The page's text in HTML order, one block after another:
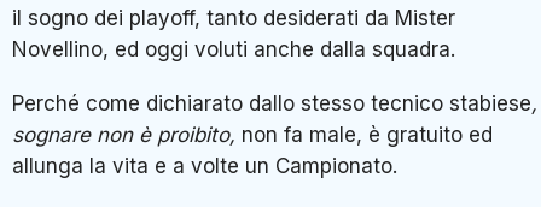
il sogno dei playoff, tanto desiderati da Mister
Novellino, ed oggi voluti anche dalla squadra.
Perché come dichiarato dallo stesso tecnico stabiese,
sognare non è proibito, non fa male, è gratuito ed
allunga la vita e a volte un Campionato.